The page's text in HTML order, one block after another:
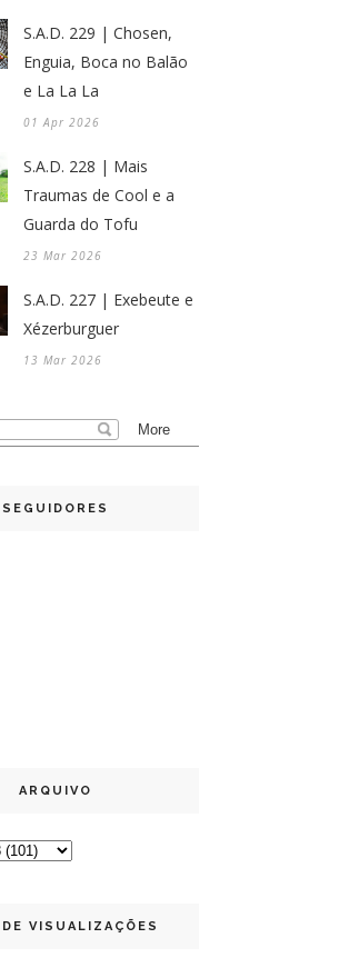
S.A.D. 229 | Chosen,
Enguia, Boca no Balão
e La La La
01 Apr 2026
S.A.D. 228 | Mais
Traumas de Cool e a
Guarda do Tofu
23 Mar 2026
S.A.D. 227 | Exebeute e
Xézerburguer
13 Mar 2026
SEGUIDORES
ARQUIVO
VISUALIZAÇÕES